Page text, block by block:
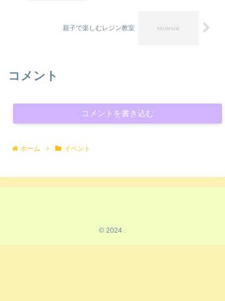
親子で楽しむレジン教室
コメント
コメントを書き込む
ホーム イベント
© 2024 .